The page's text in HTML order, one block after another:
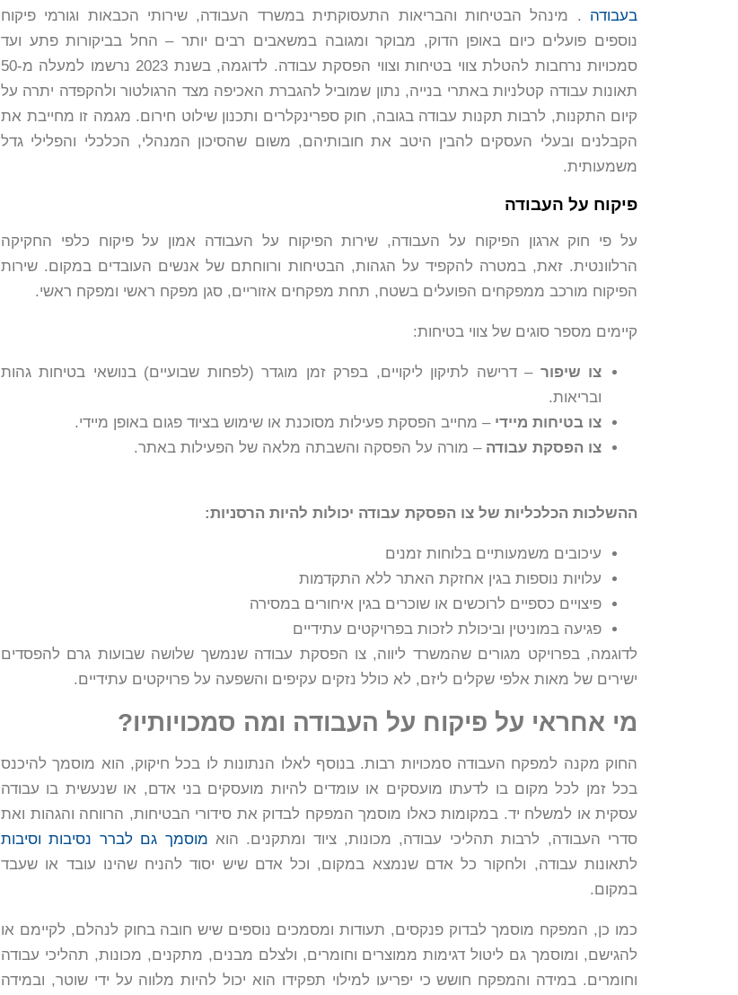
בעבודה . מינהל הבטיחות והבריאות התעסוקתית במשרד העבודה, שירותי הכבאות וגורמי פיקוח
נוספים פועלים כיום באופן הדוק, מבוקר ומגובה במשאבים רבים יותר – החל בביקורות פתע ועד
סמכויות נרחבות להטלת צווי בטיחות וצווי הפסקת עבודה. לדוגמה, בשנת 2023 נרשמו למעלה מ-50
תאונות עבודה קטלניות באתרי בנייה, נתון שמוביל להגברת האכיפה מצד הרגולטור ולהקפדה יתרה על
קיום התקנות, לרבות תקנות עבודה בגובה, חוק ספרינקלרים ותכנון שילוט חירום. מגמה זו מחייבת את
הקבלנים ובעלי העסקים להבין היטב את חובותיהם, משום שהסיכון המנהלי, הכלכלי והפלילי גדל
משמעותית.
פיקוח על העבודה
על פי חוק ארגון הפיקוח על העבודה, שירות הפיקוח על העבודה אמון על פיקוח כלפי החקיקה
הרלוונטית. זאת, במטרה להקפיד על הגהות, הבטיחות ורווחתם של אנשים העובדים במקום. שירות
הפיקוח מורכב ממפקחים הפועלים בשטח, תחת מפקחים אזוריים, סגן מפקח ראשי ומפקח ראשי.
קיימים מספר סוגים של צווי בטיחות:
צו שיפור – דרישה לתיקון ליקויים, בפרק זמן מוגדר (לפחות שבועיים) בנושאי בטיחות גהות
ובריאות.
צו בטיחות מיידי – מחייב הפסקת פעילות מסוכנת או שימוש בציוד פגום באופן מיידי.
צו הפסקת עבודה – מורה על הפסקה והשבתה מלאה של הפעילות באתר.
ההשלכות הכלכליות של צו הפסקת עבודה יכולות להיות הרסניות:
עיכובים משמעותיים בלוחות זמנים
עלויות נוספות בגין אחזקת האתר ללא התקדמות
פיצויים כספיים לרוכשים או שוכרים בגין איחורים במסירה
פגיעה במוניטין וביכולת לזכות בפרויקטים עתידיים
לדוגמה, בפרויקט מגורים שהמשרד ליווה, צו הפסקת עבודה שנמשך שלושה שבועות גרם להפסדים
ישירים של מאות אלפי שקלים ליזם, לא כולל נזקים עקיפים והשפעה על פרויקטים עתידיים.
מי אחראי על פיקוח על העבודה ומה סמכויותיו?
החוק מקנה למפקח העבודה סמכויות רבות. בנוסף לאלו הנתונות לו בכל חיקוק, הוא מוסמך להיכנס
בכל זמן לכל מקום בו לדעתו מועסקים או עומדים להיות מועסקים בני אדם, או שנעשית בו עבודה
עסקית או למשלח יד. במקומות כאלו מוסמך המפקח לבדוק את סידורי הבטיחות, הרווחה והגהות ואת
סדרי העבודה, לרבות תהליכי עבודה, מכונות, ציוד ומתקנים. הוא מוסמך גם לברר נסיבות וסיבות
לתאונות עבודה, ולחקור כל אדם שנמצא במקום, וכל אדם שיש יסוד להניח שהינו עובד או שעבד
במקום.
כמו כן, המפקח מוסמך לבדוק פנקסים, תעודות ומסמכים נוספים שיש חובה בחוק לנהלם, לקיימם או
להגישם, ומוסמך גם ליטול דגימות ממוצרים וחומרים, ולצלם מבנים, מתקנים, מכונות, תהליכי עבודה
וחומרים. במידה והמפקח חושש כי יפריעו למילוי תפקידו הוא יכול להיות מלווה על ידי שוטר, ובמידה